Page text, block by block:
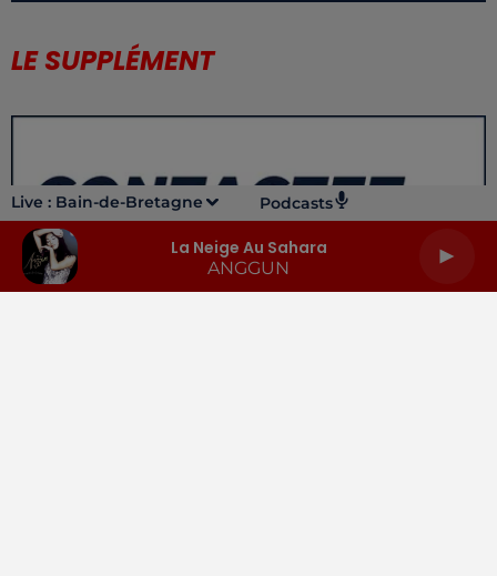
Live : Bain-de-Bretagne Podcasts
La Neige Au Sahara
ANGGUN
LE SUPPLÉMENT